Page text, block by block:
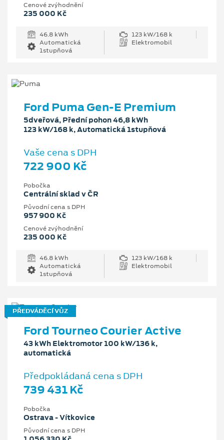
Cenové zvýhodnění
235 000 Kč
46.8 kWh
123 kW/168 k
Automatická
1stupňová
Elektromobil
Ford Puma Gen-E Premium
5dveřová, Přední pohon 46,8 kWh
123 kW/168 k, Automatická 1stupňová
Vaše cena s DPH
722 900 Kč
Pobočka
Centrální sklad v ČR
Původní cena s DPH
957 900 Kč
Cenové zvýhodnění
235 000 Kč
46.8 kWh
123 kW/168 k
Automatická
1stupňová
Elektromobil
PŘEDVÁDĚCÍ VŮZ
Ford Tourneo Courier Active
43 kWh Elektromotor 100 kW/136 k,
automatická
Předpokládaná cena s DPH
739 431 Kč
Pobočka
Ostrava - Vítkovice
Původní cena s DPH